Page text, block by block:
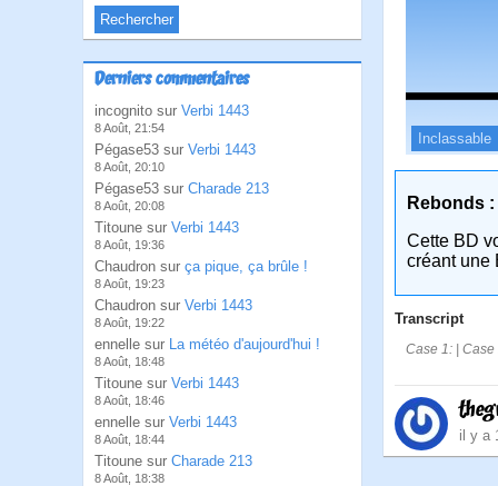
Derniers commentaires
incognito sur Verbi 1443
8 Août, 21:54
Pégase53 sur Verbi 1443
8 Août, 20:10
Pégase53 sur Charade 213
8 Août, 20:08
Titoune sur Verbi 1443
8 Août, 19:36
Chaudron sur ça pique, ça brûle !
8 Août, 19:23
Chaudron sur Verbi 1443
8 Août, 19:22
ennelle sur La météo d'aujourd'hui !
8 Août, 18:48
Titoune sur Verbi 1443
8 Août, 18:46
ennelle sur Verbi 1443
8 Août, 18:44
Titoune sur Charade 213
8 Août, 18:38
Inclassable
Rebonds :
Cette BD
créant une
Transcript
Case 1: |
il y a